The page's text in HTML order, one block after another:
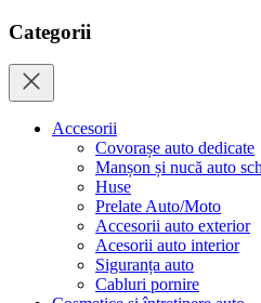
Categorii
Accesorii
Covorașe auto dedicate
Manșon și nucă auto
Huse
Prelate Auto/Moto
Accesorii auto exterior
Acesorii auto interior
Siguranța auto
Cabluri pornire